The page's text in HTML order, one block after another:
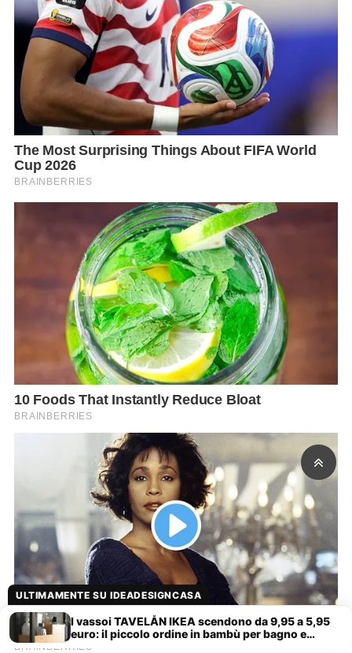
ULTIMAMENTE SU IDEADESIGNCASA
I vassoi TAVELÅN IKEA scendono da 9,95 a 5,95
euro: il piccolo ordine in bambù per bagno e
cucina